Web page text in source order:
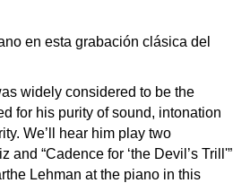
en esta grabación clásica del
widely considered to be the
for his purity of sound, intonation
We’ll hear him play two
and “Cadence for ‘the Devil’s Trill'”
Lehman at the piano in this